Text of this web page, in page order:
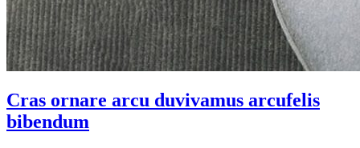
Cras ornare arcu duvivamus arcufelis
bibendum